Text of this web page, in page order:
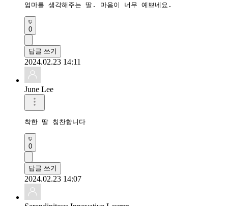
엄마를 생각해주는 딸. 마음이 너무 예쁘네요.
0
답글 쓰기
2024.02.23 14:11
June Lee
착한 딸 칭찬합니다
0
답글 쓰기
2024.02.23 14:07